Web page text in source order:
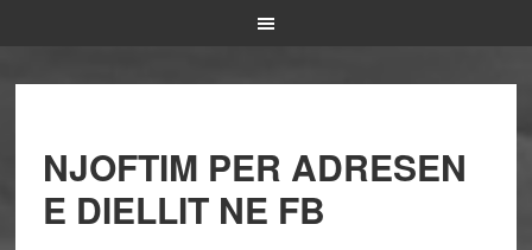
NJOFTIM PER ADRESEN
E DIELLIT NE FB